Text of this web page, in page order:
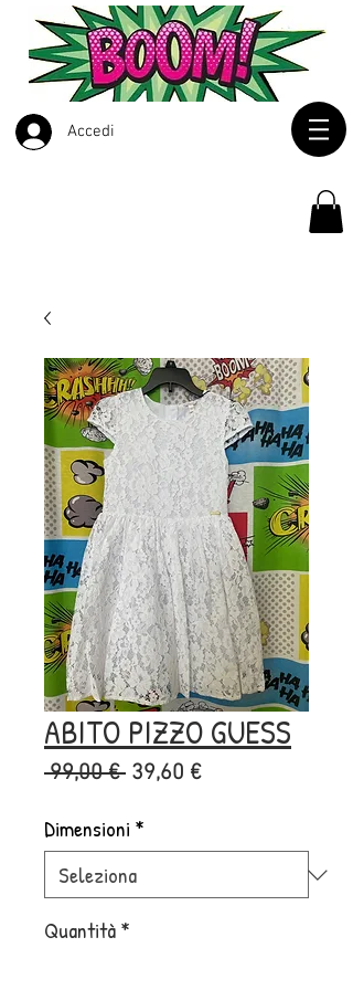
Accedi
ABITO PIZZO GUESS
99,00 € Prezzo
39,60 €Prezzo
Dimensioni *
Quantità*